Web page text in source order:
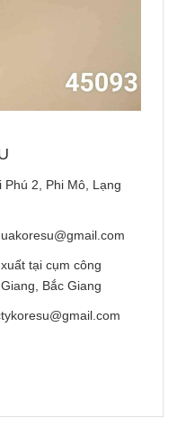
2, Phi Mô, Lạng
tại cụm công
Bắc Giang